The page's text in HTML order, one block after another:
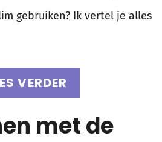
gebruiken? Ik vertel je alles
VERDER
met de